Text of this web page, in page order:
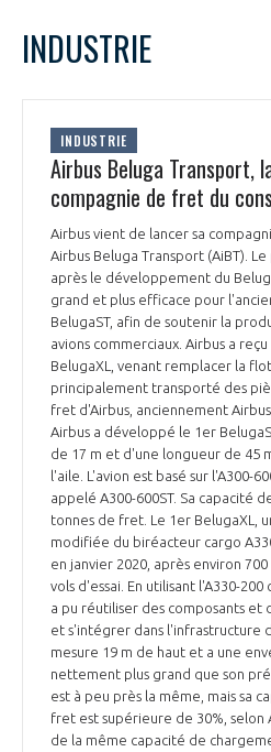
PRÉSENTATION
NOTRE VISION
NOS MISSIONS
NOTRE HISTOIRE
ORGANISATION
LE CONSEIL DU GIFAS
L’ÉQUIPE DU GIFAS
NOS RÉSEAUX À L'INTERNATIONAL
FONCTIONNEMENT
GEADS
COMITÉ AERO PME
STARTAIR
COMMISSIONS ET COMITÉS
ACCOMPAGNEMENT DE NOS
LES PROGRAMMES DU GIFAS
UN ÉCOSYSTÈME INTÉGRÉ ET
POURQUOI DEVENIR MEMBRE ?
LA MÉDIATION
LA MÉDIATION DANS LA FILIÈRE
LE MÉDIATEUR DE LA FILIÈRE
MÉDIATION ET CHARTE
CLIENTS ET
LA MÉDIATION AU-DELÀ DE LA FILIÈRE
PRENDRE CONTACT AVEC LE
LE SALON DU BOURGET
CHIFFRES CLÉS
LES ENJEUX
L
1 2 3
22
INDUSTRIE
INDUSTRIE
Airbus Beluga Transport,
compagnie de fret du
Airbus vient de lancer sa
Airbus Beluga Transport (AiBT).
après le développement du
grand et plus efficace pour
BelugaST, afin de soutenir la
avions commerciaux. Airbus a
BelugaXL, venant remplacer la
principalement transporté des
fret d'Airbus, anciennement
Airbus a développé le 1er
de 17 m et d'une longueur de 45
l'aile. L'avion est basé sur l'A300-
appelé A300-600ST. Sa capacité
tonnes de fret. Le 1er BelugaXL,
modifiée du biréacteur cargo
en janvier 2020, après environ
vols d'essai. En utilisant l'A330-200
a pu réutiliser des composants et
et s'intégrer dans l'infrastructure
mesure 19 m de haut et a une
nettement plus grand que son
est à peu près la même, mais sa
fret est supérieure de 30%, selon
de la même capacité de
Rejoignez une filière
Découvrez les avantages
Rencontres, salons,
DEMANDE